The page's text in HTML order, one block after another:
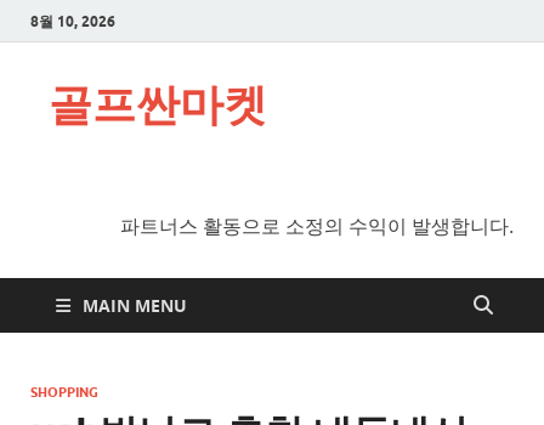
8월 10, 2026
골프싼마켓
파트너스 활동으로 소정의 수익이 발생합니다.
MAIN MENU
SHOPPING